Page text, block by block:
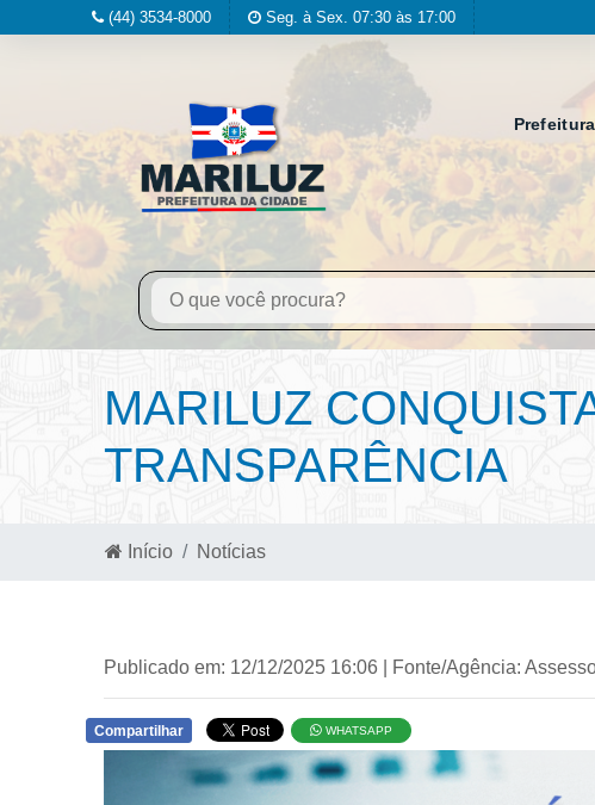
(44) 3534-8000 Seg. à Sex. 07:30 às 17:00
Prefeitura
MARILUZ
TRANSPARÊNCIA
Início Notícias
Publicado em: 12/12/2025 16:06 | Fonte/Agência:
Compartilhar WHATSAPP